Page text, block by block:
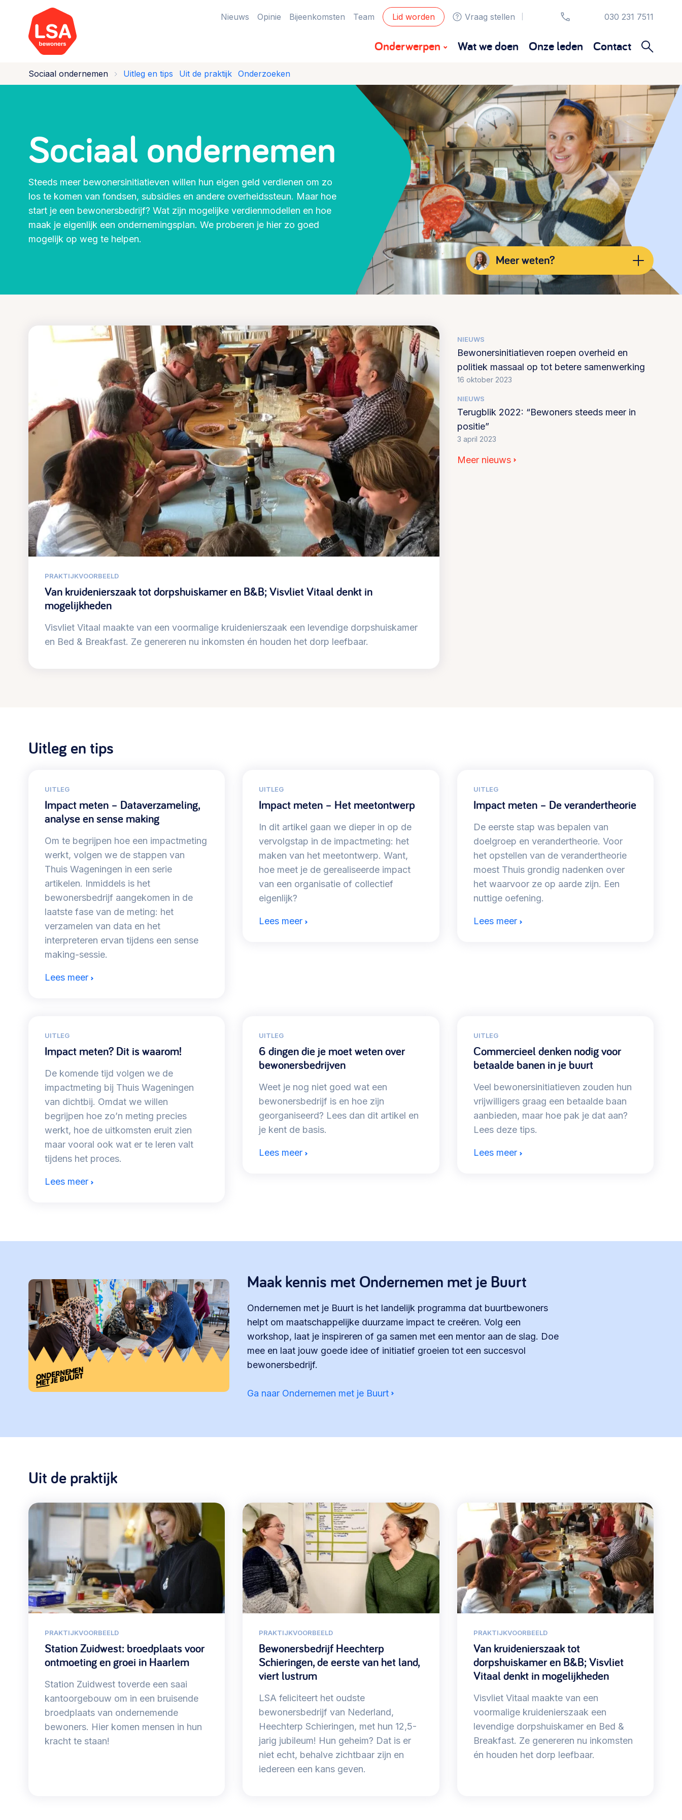
Nieuws Opinie Bijeenkomsten Team Lid worden Vraag stellen 030 231 7511
Onderwerpen
Financieringsvormen, administratie, begroting
Organisatie en beheer
Bestuur, horeca, evenementen, verhuur en
communicatie >
Vrijwilligers en medewerkers
betaalde krachten >
Eigen gebouw
Huren of kopen, maatschappelijk vastgoed,
ontmoetingsplekken >
Sociaal ondernemen
Bewonersbedrijf starten, ondernemingsplan
maken >
Buurtbewoners verbinden
Community building en ABCD,
Zorgzame gemeenschappen
Betrokken buurten, contact stimuleren,
Wijkaanpak
Werken aan de wijk, ABCD, WijkWijzer >
Meebeslissen
Samenwerken en lokale politiek
Lobbyen, invloed uitoefenen,
maatschappelijke impact >
Omgevingswet en gebiedsontwikkeling
invoering omgevingswet, participatie,
gebiedsontwikkeling>
Advies of hulp nodig?
Je kunt altijd contact met ons opnemen via telefoon of e-mail.
Vraag stellen
030 231
7511
info@lsabewoners.nl
Wat we doen Onze leden Contact
Sociaal ondernemen Uitleg en tips Uit de praktijk Onderzoeken
Meer weten?
marieke.boeije@lsabewoners.nl
030 231 7511
Sociaal ondernemen
Steeds meer bewonersinitiatieven willen hun eigen geld verdienen om zo
los te komen van fondsen, subsidies en andere overheidssteun. Maar hoe
start je een bewonersbedrijf? Wat zijn mogelijke verdienmodellen en hoe
maak je eigenlijk een ondernemingsplan. We proberen je hier zo goed
mogelijk op weg te helpen.
PRAKTIJKVOORBEELD
Van kruidenierszaak tot dorpshuiskamer en B&B; Visvliet Vitaal denkt in
mogelijkheden
Visvliet Vitaal maakte van een voormalige kruidenierszaak een levendige dorpshuiskamer
en Bed & Breakfast. Ze genereren nu inkomsten én houden het dorp leefbaar.
NIEUWS
Bewonersinitiatieven roepen overheid en
politiek massaal op tot betere samenwerking
16 oktober 2023
NIEUWS
Terugblik 2022: “Bewoners steeds meer in
positie”
3 april 2023
Meer nieuws
Uitleg en tips
UITLEG
Impact meten – Dataverzameling,
analyse en sense making
Om te begrijpen hoe een impactmeting
werkt, volgen we de stappen van
Thuis Wageningen in een serie
artikelen. Inmiddels is het
bewonersbedrijf aangekomen in de
laatste fase van de meting: het
verzamelen van data en het
interpreteren ervan tijdens een sense
making-sessie.
Lees meer
UITLEG
Impact meten – Het meetontwerp
In dit artikel gaan we dieper in op de
vervolgstap in de impactmeting: het
maken van het meetontwerp. Want,
hoe meet je de gerealiseerde impact
van een organisatie of collectief
eigenlijk?
Lees meer
UITLEG
Impact meten – De verandertheorie
De eerste stap was bepalen van
doelgroep en verandertheorie. Voor
het opstellen van de verandertheorie
moest Thuis grondig nadenken over
het waarvoor ze op aarde zijn. Een
nuttige oefening.
Lees meer
UITLEG
Impact meten? Dit is waarom!
De komende tijd volgen we de
impactmeting bij Thuis Wageningen
van dichtbij. Omdat we willen
begrijpen hoe zo’n meting precies
werkt, hoe de uitkomsten eruit zien
maar vooral ook wat er te leren valt
tijdens het proces.
Lees meer
UITLEG
6 dingen die je moet weten over
bewonersbedrijven
Weet je nog niet goed wat een
bewonersbedrijf is en hoe zijn
georganiseerd? Lees dan dit artikel en
je kent de basis.
Lees meer
UITLEG
Commercieel denken nodig voor
betaalde banen in je buurt
Veel bewonersinitiatieven zouden hun
vrijwilligers graag een betaalde baan
aanbieden, maar hoe pak je dat aan?
Lees deze tips.
Lees meer
Maak kennis met Ondernemen met je Buurt
Ondernemen met je Buurt is het landelijk programma dat buurtbewoners
helpt om maatschappelijke duurzame impact te creëren. Volg een
workshop, laat je inspireren of ga samen met een mentor aan de slag. Doe
mee en laat jouw goede idee of initiatief groeien tot een succesvol
bewonersbedrijf.
Ga naar Ondernemen met je Buurt
Uit de praktijk
PRAKTIJKVOORBEELD
Station Zuidwest: broedplaats voor
ontmoeting en groei in Haarlem
Station Zuidwest toverde een saai
kantoorgebouw om in een bruisende
broedplaats van ondernemende
bewoners. Hier komen mensen in hun
kracht te staan!
PRAKTIJKVOORBEELD
Bewonersbedrijf Heechterp
Schieringen, de eerste van het land,
viert lustrum
LSA feliciteert het oudste
bewonersbedrijf van Nederland,
Heechterp Schieringen, met hun 12,5-
jarig jubileum! Hun geheim? Dat is er
niet echt, behalve zichtbaar zijn en
iedereen een kans geven.
PRAKTIJKVOORBEELD
Van kruidenierszaak tot
dorpshuiskamer en B&B; Visvliet
Vitaal denkt in mogelijkheden
Visvliet Vitaal maakte van een
voormalige kruidenierszaak een
levendige dorpshuiskamer en Bed &
Breakfast. Ze genereren nu inkomsten
én houden het dorp leefbaar.